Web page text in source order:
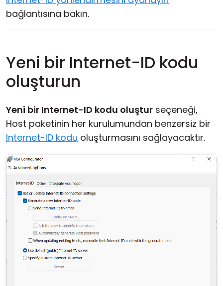
bağlantısına bakın.
Yeni bir Internet-ID kodu
oluşturun
Yeni bir Internet-ID kodu oluştur seçeneği,
Host paketinin her kurulumundan benzersiz bir
Internet-ID kodu oluşturmasını sağlayacaktır.